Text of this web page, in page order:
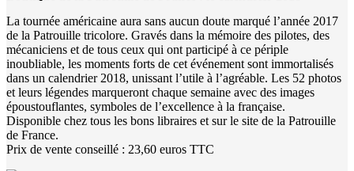
La tournée américaine aura sans aucun doute marqué l’année 2017
de la Patrouille tricolore. Gravés dans la mémoire des pilotes, des
mécaniciens et de tous ceux qui ont participé à ce périple
inoubliable, les moments forts de cet événement sont immortalisés
dans un calendrier 2018, unissant l’utile à l’agréable. Les 52 photos
et leurs légendes marqueront chaque semaine avec des images
époustouflantes, symboles de l’excellence à la française.
Disponible chez tous les bons libraires et sur le site de la Patrouille
de France.
Prix de vente conseillé : 23,60 euros TTC